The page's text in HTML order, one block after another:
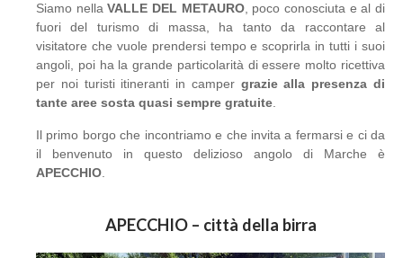
Siamo nellaVALLE DEL METAURO, poco conosciuta e al di
fuori del turismo di massa, ha tanto da raccontare al
visitatore che vuole prendersi tempo e scoprirla in tutti i suoi
angoli, poi ha la grande particolarità di essere molto ricettiva
per noi turisti itineranti in camper grazie alla presenza di
tante aree sosta quasi sempre gratuite
Il primo borgo che incontriamo e che invita a fermarsi e ci da
il benvenuto in questo delizioso angolo di Marche è
APECCHIO
APECCHIO – città della birra